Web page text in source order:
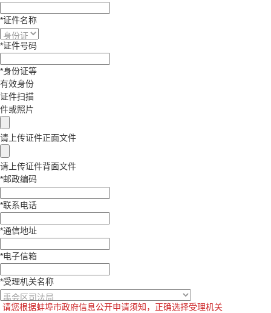
*证件名称
*证件号码
*身份证等
有效身份
证件扫描
件或照片
请上传证件正面文件
请上传证件背面文件
*邮政编码
*联系电话
*通信地址
*电子信箱
*受理机关名称
请您根据蚌埠市政府信息公开申请须知，正确选择受理机关